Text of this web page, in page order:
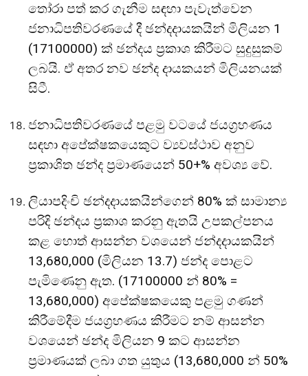
තෝරා පත් කර ගැනීම සඳහා පැවැත්වෙන
ජනාධිපතිවරණයේ දී ඡන්දදායකයින් මිලියන 1
(17100000) ක් ඡන්දය ප්‍රකාශ කිරීමට සුදුසුකම්
ලබයි. ඒ අතර නව ඡන්ද දායකයන් මිලියනයක්
සිටී.
ජනාධිපතිවරණයේ පළමු වටයේ ජයග්‍රහණය
සඳහා අපේක්ෂකයෙකුට ව්‍යවස්ථාව අනුව
ප්‍රකාශිත ඡන්ද ප්‍රමාණයෙන් 50+% අවශ්‍ය වේ.
ලියාපදිංචි ඡන්දදායකයින්ගෙන් 80% ක් සාමාන්‍ය
පරිදි ඡන්දය ප්‍රකාශ කරනු ඇතයි උපකල්පනය
කළ හොත් ආසන්න වශයෙන් ජන්දදායකයින්
13,680,000 (මිලියන 13.7) ජන්ද පොළට
පැමිණෙනු ඇත. (17100000 න් 80% =
13,680,000) අපේක්ෂකයෙකු පළමු ගණන්
කිරීමේදීම ජයග්‍රහණය කිරීමට නම් ආසන්න
වශයෙන් ඡන්ද මිලියන 9 කට ආසන්න
ප්‍රමාණයක් ලබා ගත යුතුය (13,680,000 න් 50%